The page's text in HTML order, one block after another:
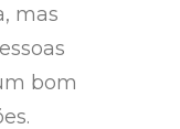
mas
bom